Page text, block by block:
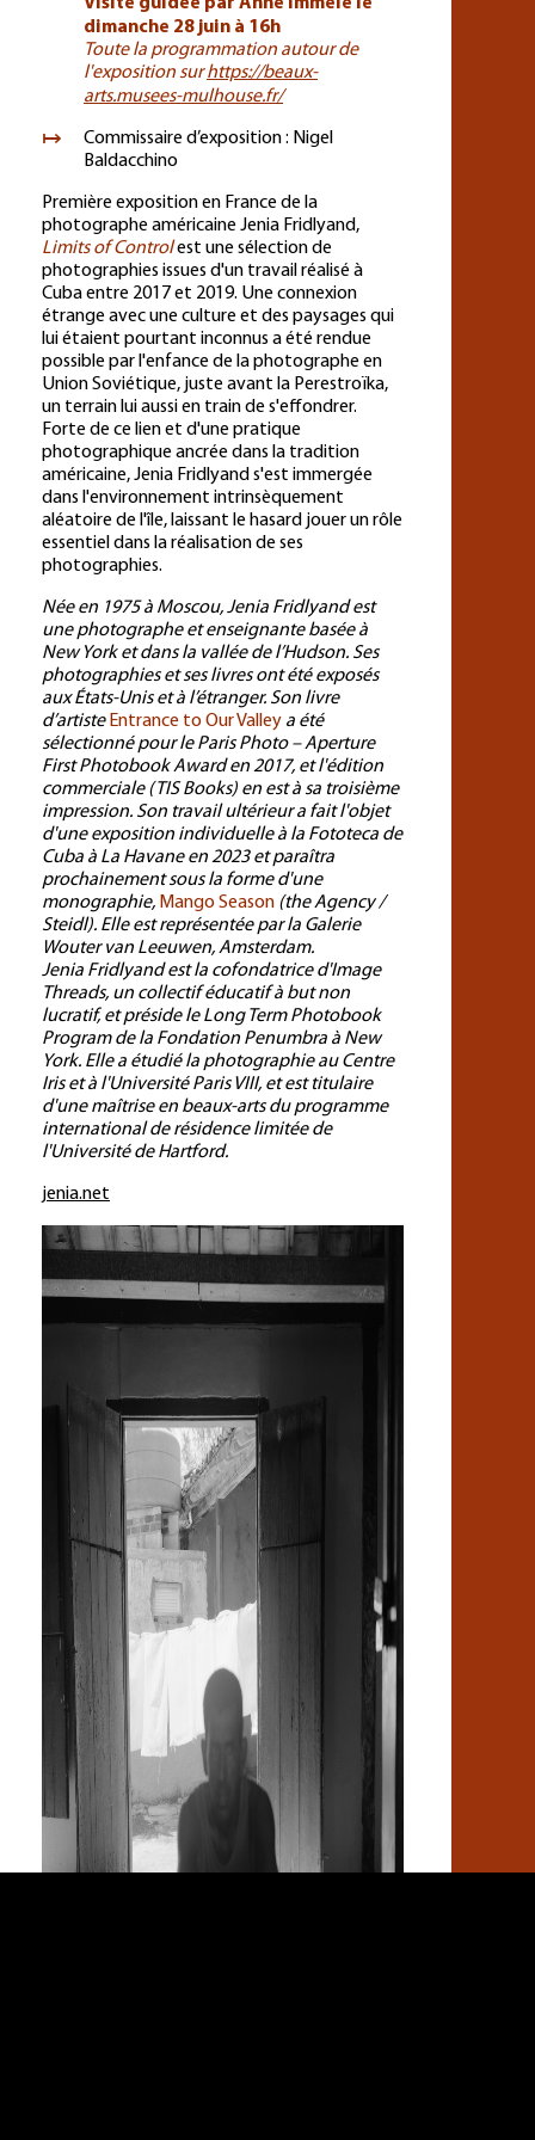
dimanche 28 juin à 16h
Toute la programmation autour de
l'exposition surhttps://beaux-
arts.musees-mulhouse.fr/
Commissaire d’exposition : Nigel
Baldacchino
Première exposition en France de la
photographe américaine Jenia Fridlyand,
Limits of Controlest une sélection de
photographies issues d'un travail réalisé à
Cuba entre 2017 et 2019. Une connexion
étrange avec une culture et des paysages qui
lui étaient pourtant inconnus a été rendue
possible par l'enfance de la photographe en
Union Soviétique, juste avant la Perestroïka,
un terrain lui aussi en train de s'effondrer.
Forte de ce lien et d'une pratique
photographique ancrée dans la tradition
américaine, Jenia Fridlyand s'est immergée
dans l'environnement intrinsèquement
aléatoire de l'île, laissant le hasard jouer un rôle
essentiel dans la réalisation de ses
photographies.
Née en 1975 à Moscou, Jenia Fridlyand est
une photographe et enseignante basée à
New York et dans la vallée de l’Hudson. Ses
photographies et ses livres ont été exposés
aux États-Unis et à l’étranger. Son livre
d’artisteEntrance to Our Valley a été
sélectionné pour le Paris Photo – Aperture
First Photobook Award en 2017, et l'édition
commerciale (TIS Books) en est à sa troisième
impression. Son travail ultérieur a fait l'objet
d'une exposition individuelle à la Fototeca de
Cuba à La Havane en 2023 et paraîtra
prochainement sous la forme d'une
monographie, Mango Season (the Agency /
Steidl). Elle est représentée par la Galerie
Wouter van Leeuwen, Amsterdam.
Jenia Fridlyand est la cofondatrice d'Image
Threads, un collectif éducatif à but non
lucratif, et préside le Long Term Photobook
Program de la Fondation Penumbra à New
York. Elle a étudié la photographie au Centre
Iris et à l'Université Paris VIII, et est titulaire
d'une maîtrise en beaux-arts du programme
international de résidence limitée de
l'Université de Hartford.
jenia.net